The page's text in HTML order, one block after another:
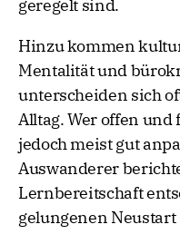
geregelt sind.
Hinzu kommen
Mentalität und
unterscheiden sich
Alltag. Wer offen
jedoch meist gut
Auswanderer
Lernbereitschaft
gelungenen Neustart